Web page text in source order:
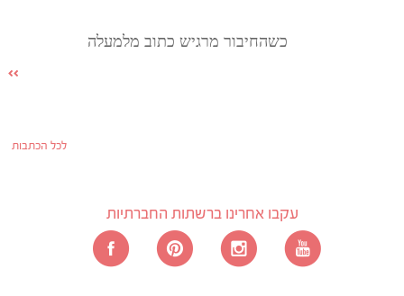
כשהחיבור מרגיש כתוב מלמעלה
לכל הכתבות
עקבו אחרינו ברשתות החברתיות